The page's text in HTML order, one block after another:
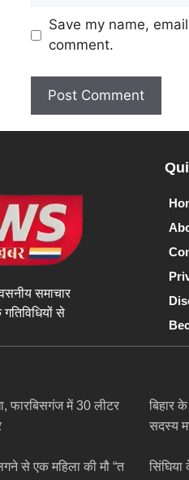
Save my name,
comment.
समाचार
से
फारबिसगंज में 30 लीटर
बिहार
सदस्य
से एक महिला की मौ “त सिंघिया